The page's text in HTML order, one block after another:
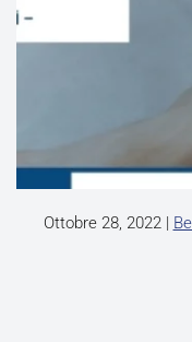
Ottobre 28, 2022|